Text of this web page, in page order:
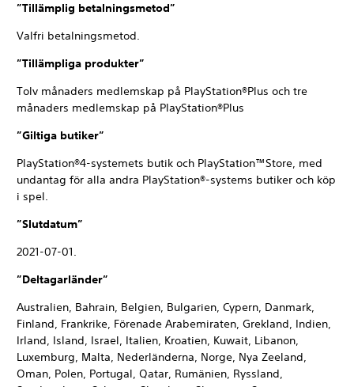
”Tillämplig betalningsmetod”
Valfri betalningsmetod.
”Tillämpliga produkter”
Tolv månaders medlemskap på PlayStation®Plus och tre
månaders medlemskap på PlayStation®Plus
”Giltiga butiker”
PlayStation®4-systemets butik och PlayStation™Store, med
undantag för alla andra PlayStation®-systems butiker och köp
i spel.
”Slutdatum”
2021-07-01.
”Deltagarländer”
Australien, Bahrain, Belgien, Bulgarien, Cypern, Danmark,
Finland, Frankrike, Förenade Arabemiraten, Grekland, Indien,
Irland, Island, Israel, Italien, Kroatien, Kuwait, Libanon,
Luxemburg, Malta, Nederländerna, Norge, Nya Zeeland,
Oman, Polen, Portugal, Qatar, Rumänien, Ryssland,